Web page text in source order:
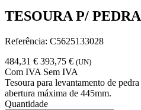
TESOURA P/
Referência: C5625133028
484,31 € 393,75 € (UN)
Com IVA Sem IVA
Tesoura para levantamento de
abertura máxima de 445mm.
Quantidade